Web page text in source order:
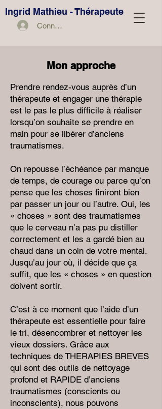
Connexion
Ingrid Mathieu - Thérapeute
Mon approche
Prendre rendez-vous auprès d’un
thérapeute et engager une thérapie
est le pas le plus difficile à réaliser
lorsqu’on souhaite se prendre en
main pour se libérer d’anciens
traumatismes.
On repousse l’échéance par manque
de temps, de courage ou parce qu’on
pense que les choses finiront bien
par passer un jour ou l’autre. Oui, les
« choses » sont des traumatismes
que le cerveau n’a pas pu distiller
correctement et les a gardé bien au
chaud dans un coin de votre mental.
Jusqu’au jour où, il décide que ça
suffit, que les « choses » en question
doivent sortir.
C’est à ce moment que l’aide d’un
thérapeute est essentielle pour faire
le tri, désencombrer et nettoyer les
vieux dossiers. Grâce aux
techniques de THERAPIES BREVES
qui sont des outils de nettoyage
profond et RAPIDE d’anciens
traumatismes (conscients ou
inconscients), nous pouvons